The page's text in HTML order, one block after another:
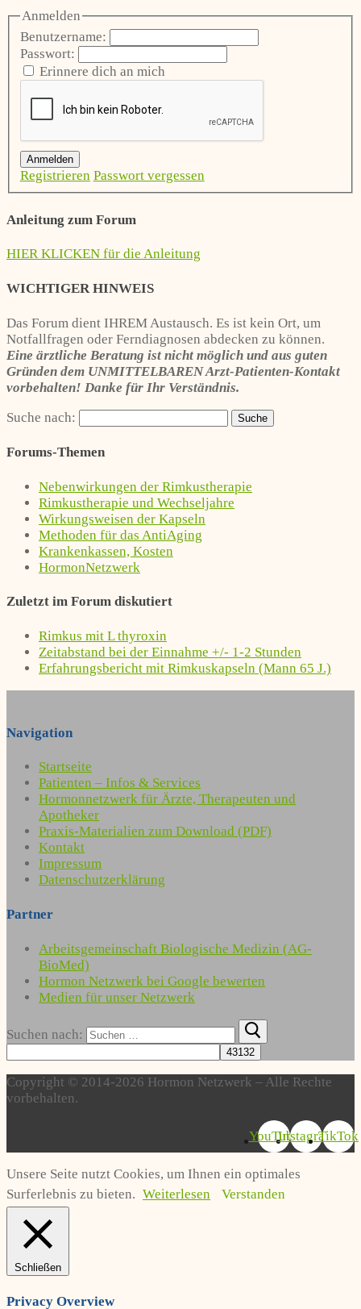
Anmelden
Benutzername:
Passwort:
Erinnere dich an mich
Anmelden
Registrieren Passwort vergessen
Anleitung zum Forum
HIER KLICKEN für die Anleitung
WICHTIGER HINWEIS
Das Forum dient IHREM Austausch. Es ist kein Ort, um
Notfallfragen oder Ferndiagnosen abdecken zu können.
Eine ärztliche Beratung ist nicht möglich und aus guten
Gründen dem UNMITTELBAREN Arzt-Patienten-Kontakt
vorbehalten! Danke für Ihr Verständnis.
Suche nach:
Forums-Themen
Nebenwirkungen der Rimkustherapie
Rimkustherapie und Wechseljahre
Wirkungsweisen der Kapseln
Methoden für das AntiAging
Krankenkassen, Kosten
HormonNetzwerk
Zuletzt im Forum diskutiert
Rimkus mit L thyroxin
Zeitabstand bei der Einnahme +/- 1-2 Stunden
Erfahrungsbericht mit Rimkuskapseln (Mann 65 J.)
Navigation
Startseite
Patienten – Infos & Services
Hormonnetzwerk für Ärzte, Therapeuten und
Apotheker
Praxis-Materialien zum Download (PDF)
Kontakt
Impressum
Datenschutzerklärung
Partner
Arbeitsgemeinschaft Biologische Medizin (AG-
BioMed)
Hormon Netzwerk bei Google bewerten
Medien für unser Netzwerk
Suchen nach:
Copyright © 2014-2026 Hormon Netzwerk – Alle Rechte
vorbehalten.
YouTubeInstagramTikTok
Unsere Seite nutzt Cookies, um Ihnen ein optimales
Surferlebnis zu bieten. Weiterlesen Verstanden
Schließen
Privacy Overview